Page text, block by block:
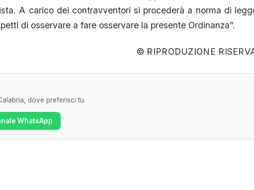
A carico dei contravventori si procederà a norma di
di osservare a fare osservare la presente Ordinanza”.
© RIPRODUZIONE
dove preferisci tu.
WhatsApp